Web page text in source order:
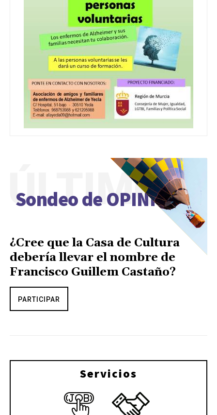
Sondeo de OPINIÓN
ÚLTIMO
¿Cree que la Casa de Cultura
debería llevar el nombre de
Francisco Guillem Castaño?
PARTICIPAR
Servicios